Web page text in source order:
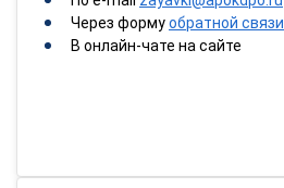
Через формуобратной связи
В онлайн-чате на сайте